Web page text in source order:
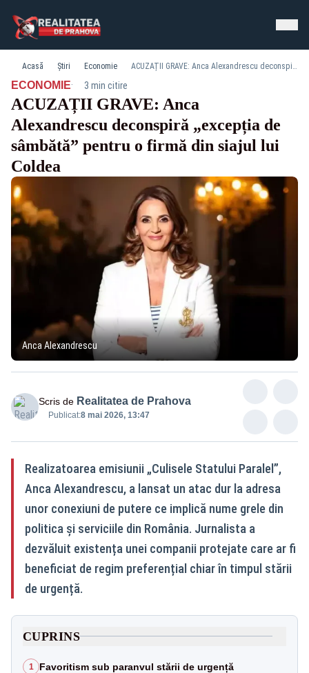
Acasă Știri Economie ACUZAȚII GRAVE: Anca Alexandrescu deconspiră „excepția de sâmbătă” pentru o firmă din siajul lui Coldea
ECONOMIE· 3 min citire
ACUZAȚII GRAVE: Anca
Alexandrescu deconspiră „excepția de
sâmbătă” pentru o firmă din siajul lui
Coldea
Anca Alexandrescu
Scris de Realitatea de Prahova
Publicat:8 mai 2026, 13:47
Realizatoarea emisiunii „Culisele Statului Paralel”,
Anca Alexandrescu, a lansat un atac dur la adresa
unor conexiuni de putere ce implică nume grele din
politica și serviciile din România. Jurnalista a
dezvăluit existența unei companii protejate care ar fi
beneficiat de regim preferențial chiar în timpul stării
de urgență.
CUPRINS
1 Favoritism sub paranvul stării de urgență